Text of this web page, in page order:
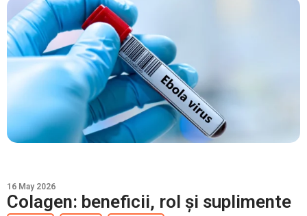
16 May 2026
Colagen: beneficii, rol și suplimente